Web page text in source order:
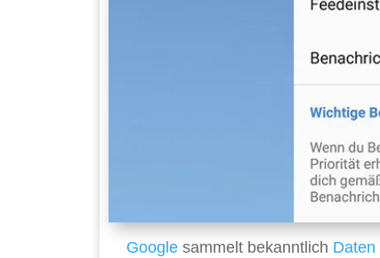
Google sammelt bekanntlich Daten